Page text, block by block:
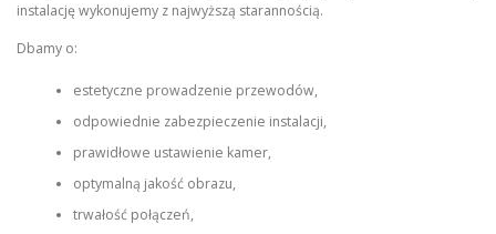
instalację wykonujemy z najwyższą starannością.
Dbamy o:
estetyczne prowadzenie przewodów,
odpowiednie zabezpieczenie instalacji,
prawidłowe ustawienie kamer,
optymalną jakość obrazu,
trwałość połączeń,